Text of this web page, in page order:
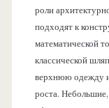
роли
подходят к
математической
классической
верхнюю одежду
роста.